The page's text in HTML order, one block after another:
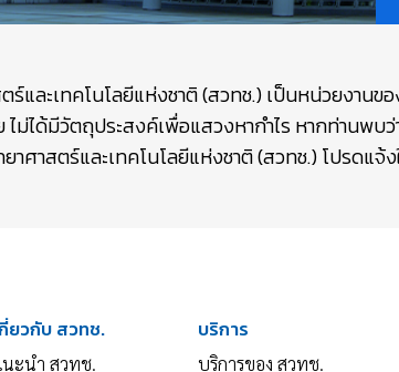
และเทคโนโลยีแห่งชาติ (สวทช.) เป็นหน่วยงาน
ม่ได้มีวัตถุประสงค์เพื่อแสวงหากำไร หากท่านพ
ศาสตร์และเทคโนโลยีแห่งชาติ (สวทช.) โปรดแ
ยวกับ สวทช.
ะนำ สวทช.
บริการ
บริการของ สวทช.